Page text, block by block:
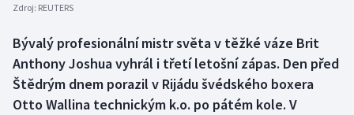
Box
Curling
Zdroj: REUTERS
Bývalý profesionální mistr světa v těžké váze Brit
Anthony Joshua vyhrál i třetí letošní zápas. Den před
Štědrým dnem porazil v Rijádu švédského boxera
Otto Wallina technickým k.o. po pátém kole. V